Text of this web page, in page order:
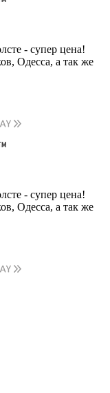
- супер цена!
Одесса, а так же
- супер цена!
Одесса, а так же